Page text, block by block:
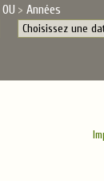
OU Années